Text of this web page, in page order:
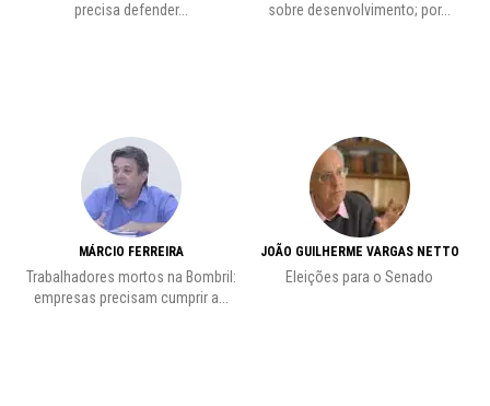
precisa defender...
MÁRCIO FERREIRA
Trabalhadores mortos na Bombril:
empresas precisam cumprir a...
sobre desenvolvimento; por...
JOÃO GUILHERME VARGAS NETTO
Eleições para o Senado